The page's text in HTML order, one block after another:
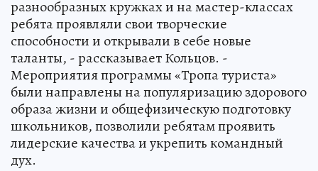
разнообразных кружках и на мастер-классах
ребята проявляли свои творческие
способности и открывали в себе новые
таланты, - рассказывает Кольцов. -
Мероприятия программы «Тропа туриста»
были направлены на популяризацию здорового
образа жизни и общефизическую подготовку
школьников, позволили ребятам проявить
лидерские качества и укрепить командный
дух.